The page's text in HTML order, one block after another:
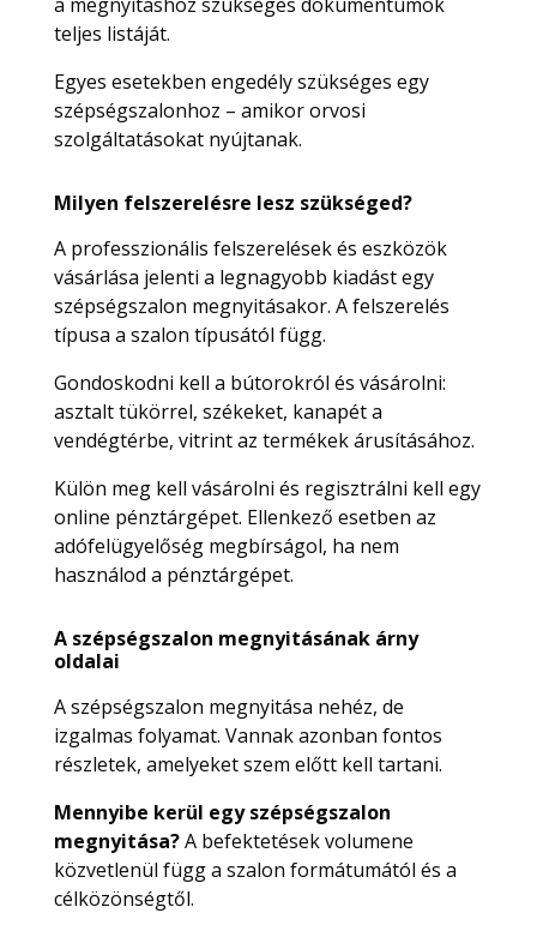
teljes listáját.
Egyes esetekben engedély szükséges egy
szépségszalonhoz – amikor orvosi
szolgáltatásokat nyújtanak.
Milyen felszerelésre lesz szükséged?
A professzionális felszerelések és eszközök
vásárlása jelenti a legnagyobb kiadást egy
szépségszalon megnyitásakor. A felszerelés
típusa a szalon típusától függ.
Gondoskodni kell a bútorokról és vásárolni:
asztalt tükörrel, székeket, kanapét a
vendégtérbe, vitrint az termékek árusításához.
Külön meg kell vásárolni és regisztrálni kell egy
online pénztárgépet. Ellenkező esetben az
adófelügyelőség megbírságol, ha nem
használod a pénztárgépet.
A szépségszalon megnyitásának árny
oldalai
A szépségszalon megnyitása nehéz, de
izgalmas folyamat. Vannak azonban fontos
részletek, amelyeket szem előtt kell tartani.
Mennyibe kerül egy szépségszalon
megnyitása?A befektetések volumene
közvetlenül függ a szalon formátumától és a
célközönségtől.